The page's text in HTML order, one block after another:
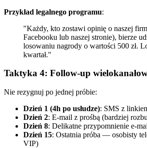
Przykład legalnego programu:
"Każdy, kto zostawi opinię o naszej
Facebooku lub naszej stronie), bierze
losowaniu nagrody o wartości 500 zł.
kwartał."
Taktyka 4: Follow-up
Nie rezygnuj po jednej próbie:
Dzień 1 (4h po usłudze): SMS z
Dzień 2: E-mail z prośbą (bardziej
Dzień 8: Delikatne przypomnienie e-
Dzień 15: Ostatnia próba — osobisty
VIP)